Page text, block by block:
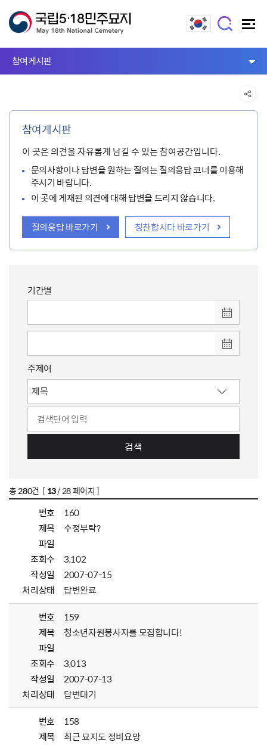
참여게시판
참여게시판
이 곳은 의견을 자유롭게 남길 수 있는 참여공간입니다.
문의사항이나 답변을 원하는 질의는 질의응답 코너를 이용해
주시기 바랍니다.
이 곳에 게재된 의견에 대해 답변을 드리지 않습니다.
질의응답 바로가기 칭찬합시다 바로가기
기간별
주제어
검색
총280건 [ 13/ 28 페이지 ]
번호
160
제목
수정부탁?
파일
조회수
3,102
작성일
2007-07-15
처리상태
답변완료
번호
159
제목
청소년자원봉사자를 모집합니다!
파일
조회수
3,013
작성일
2007-07-13
처리상태
답변대기
번호
158
제목
최근 묘지도 정비요망